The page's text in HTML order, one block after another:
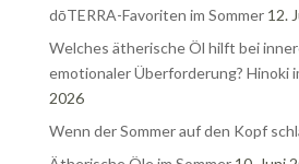
dōTERRA-Favoriten im Sommer 12.
Welches ätherische Öl hilft bei
emotionaler Überforderung? Hinoki
2026
Wenn der Sommer auf den Kopf